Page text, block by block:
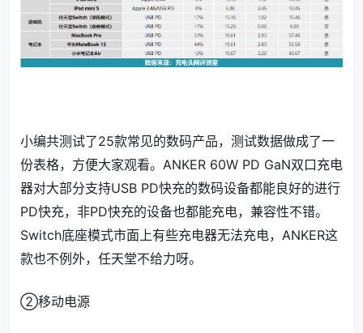
小编共测试了25款常见的数码产品，测试数据做成了一
份表格，方便大家观看。ANKER 60W PD GaN双口充电
器对大部分支持USB PD快充的数码设备都能良好的进行
PD快充，非PD快充的设备也都能充电，兼容性不错。
Switch底座模式市面上有些充电器无法充电，ANKER这
款也不例外，任天堂不给力呀。
②移动电源